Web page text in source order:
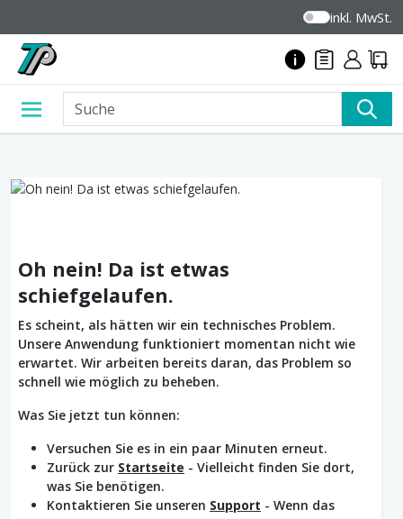
inkl. MwSt.
Oh nein! Da ist etwas
schiefgelaufen.
Es scheint, als hätten wir ein technisches Problem.
Unsere Anwendung funktioniert momentan nicht wie
erwartet. Wir arbeiten bereits daran, das Problem so
schnell wie möglich zu beheben.
Was Sie jetzt tun können:
Versuchen Sie es in ein paar Minuten erneut.
Zurück zur Startseite - Vielleicht finden Sie dort,
was Sie benötigen.
Kontaktieren Sie unseren Support - Wenn das